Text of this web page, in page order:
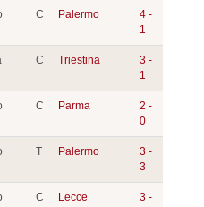
C Palermo
4 -
1
C Triestina
3 -
1
C Parma
2 -
0
T Palermo
3 -
3
C Lecce
3 -